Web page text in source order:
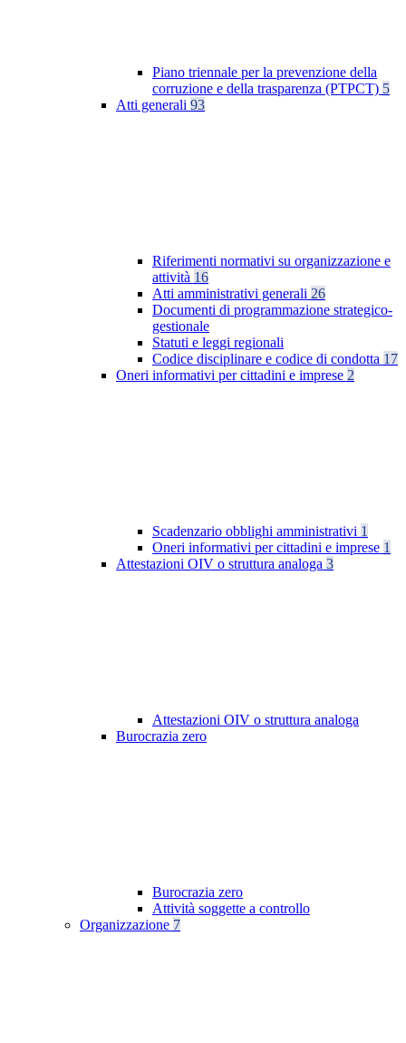
Piano triennale per la prevenzione della
corruzione e della trasparenza (PTPCT) 5
Atti generali 93
Riferimenti normativi su organizzazione e
attività 16
Atti amministrativi generali 26
Documenti di programmazione strategico-
gestionale
Statuti e leggi regionali
Codice disciplinare e codice di condotta 17
Oneri informativi per cittadini e imprese 2
Scadenzario obblighi amministrativi 1
Oneri informativi per cittadini e imprese 1
Attestazioni OIV o struttura analoga 3
Attestazioni OIV o struttura analoga
Burocrazia zero
Burocrazia zero
Attività soggette a controllo
Organizzazione 7